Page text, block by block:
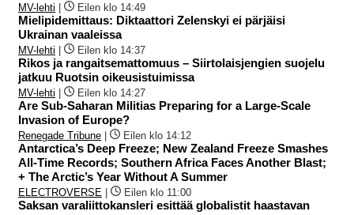
MV-lehti Eilen klo 14:49
Mielipidemittaus: Diktaattori Zelenskyi ei pärjäisi
Ukrainan vaaleissa
MV-lehti Eilen klo 14:37
Rikos ja rangaitsemattomuus – Siirtolaisjengien suojelu
jatkuu Ruotsin oikeusistuimissa
MV-lehti Eilen klo 14:27
Are Sub-Saharan Militias Preparing for a Large-Scale
Invasion of Europe?
Renegade Tribune Eilen klo 14:12
Antarctica’s Deep Freeze; New Zealand Freeze Smashes
All-Time Records; Southern Africa Faces Another Blast;
+ The Arctic’s Year Without A Summer
ELECTROVERSE Eilen klo 11:00
Saksan varaliittokansleri esittää globalistit haastavan